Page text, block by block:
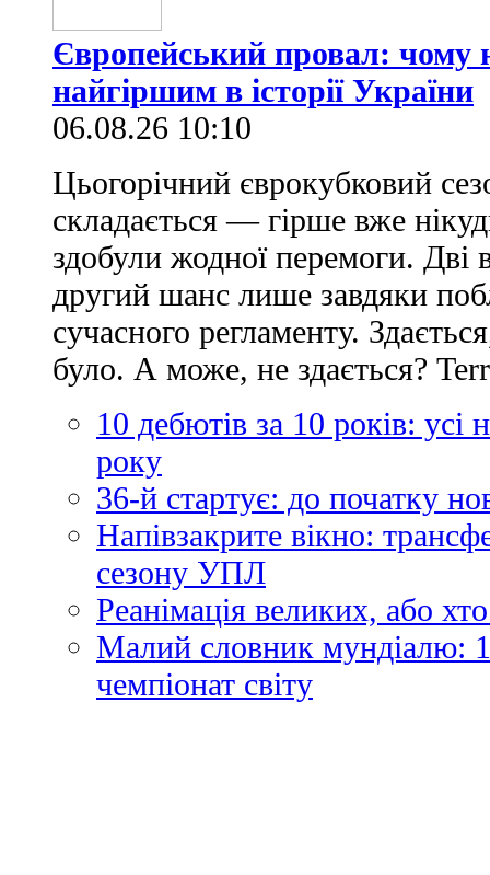
Європейський провал: чому
найгіршим в історії України
06.08.26 10:10
Цьогорічний єврокубковий
складається — гірше вже
здобули жодної перемоги.
другий шанс лише завдяки
сучасного регламенту.
було. А може, не здається?
10 дебютів за 10 років:
року
36-й стартує: до початку
Напівзакрите вікно:
сезону УПЛ
Реанімація великих, або
Малий словник мундіалю:
чемпіонат світу